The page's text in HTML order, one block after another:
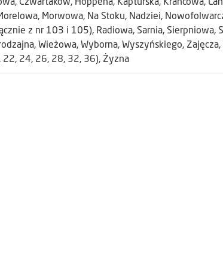
Czwartaków, Hoppena, Kapturska, Krańcowa,
Morwowa, Na Stoku, Nadziei,
z nr 103 i 105), Radiowa, Sarnia, Sierpniowa,
Wieżowa, Wyborna, Wyszyńskiego,
22, 24, 26, 28, 32, 36), Żyzna